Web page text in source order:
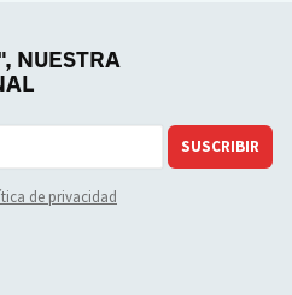
NUESTRA
SUSCRIBIR
de privacidad